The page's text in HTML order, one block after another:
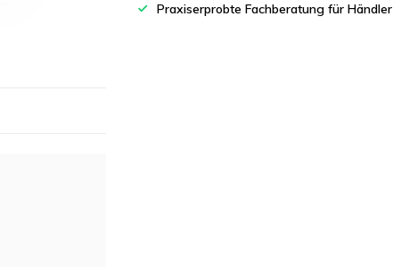
Praxiserprobte Fachberatung für Händler